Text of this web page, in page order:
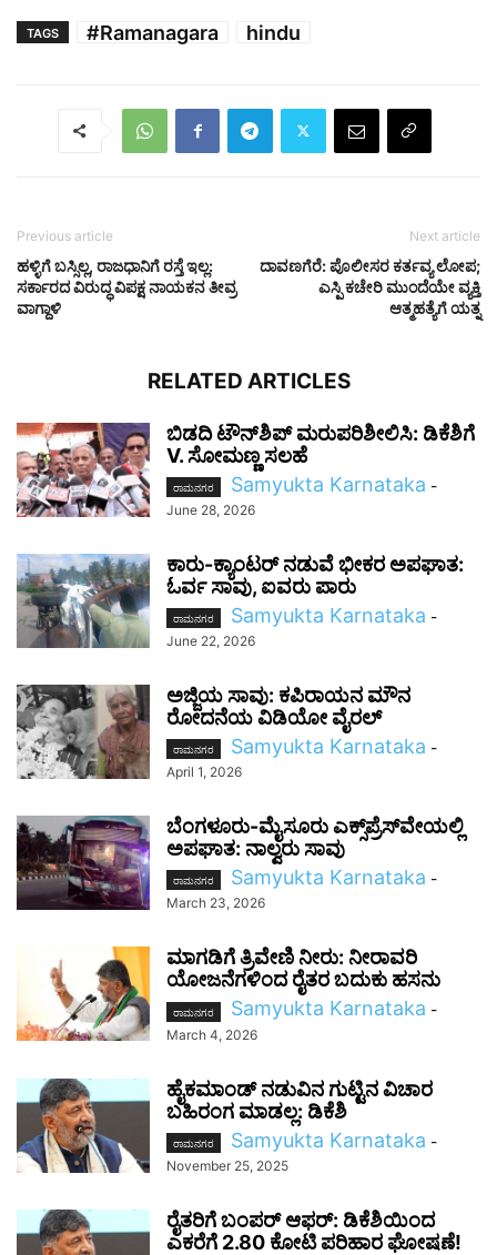
TAGS #Ramanagara hindu
Previous article
ಹಳ್ಳಿಗೆ ಬಸ್ಸಿಲ್ಲ, ರಾಜಧಾನಿಗೆ ರಸ್ತೆ ಇಲ್ಲ:
ಸರ್ಕಾರದ ವಿರುದ್ಧ ವಿಪಕ್ಷ ನಾಯಕನ ತೀವ್ರ
ವಾಗ್ದಾಳಿ
Next article
ದಾವಣಗೆರೆ: ಪೊಲೀಸರ ಕರ್ತವ್ಯ ಲೋಪ;
ಎಸ್ಪಿ ಕಚೇರಿ ಮುಂದೆಯೇ ವ್ಯಕ್ತಿ
ಆತ್ಮಹತ್ಯೆಗೆ ಯತ್ನ
RELATED ARTICLES
ಬಿಡದಿ ಟೌನ್‌ಶಿಪ್ ಮರುಪರಿಶೀಲಿಸಿ: ಡಿಕೆಶಿಗೆ
V. ಸೋಮಣ್ಣ ಸಲಹೆ
ರಾಮನಗರ Samyukta Karnataka -
June 28, 2026
ಕಾರು-ಕ್ಯಾಂಟರ್ ನಡುವೆ ಭೀಕರ ಅಪಘಾತ:
ಓರ್ವ ಸಾವು, ಐವರು ಪಾರು
ರಾಮನಗರ Samyukta Karnataka -
June 22, 2026
ಅಜ್ಜಿಯ ಸಾವು: ಕಪಿರಾಯನ ಮೌನ
ರೋದನೆಯ ವಿಡಿಯೋ ವೈರಲ್
ರಾಮನಗರ Samyukta Karnataka -
April 1, 2026
ಬೆಂಗಳೂರು-ಮೈಸೂರು ಎಕ್ಸ್‌ಪ್ರೆಸ್‌ವೇಯಲ್ಲಿ
ಅಪಘಾತ: ನಾಲ್ವರು ಸಾವು
ರಾಮನಗರ Samyukta Karnataka -
March 23, 2026
ಮಾಗಡಿಗೆ ತ್ರಿವೇಣಿ ನೀರು: ನೀರಾವರಿ
ಯೋಜನೆಗಳಿಂದ ರೈತರ ಬದುಕು ಹಸನು
ರಾಮನಗರ Samyukta Karnataka -
March 4, 2026
ಹೈಕಮಾಂಡ್ ನಡುವಿನ ಗುಟ್ಟಿನ ವಿಚಾರ
ಬಹಿರಂಗ ಮಾಡಲ್ಲ: ಡಿಕೆಶಿ
ರಾಮನಗರ Samyukta Karnataka -
November 25, 2025
ರೈತರಿಗೆ ಬಂಪರ್ ಆಫರ್: ಡಿಕೆಶಿಯಿಂದ
ಎಕರೆಗೆ 2.80 ಕೋಟಿ ಪರಿಹಾರ ಘೋಷಣೆ!